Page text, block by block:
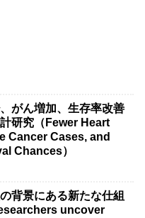
がん増加、生存率改善
研究（Fewer Heart
Cancer Cases, and
Chances）
背景にある新たな仕組
uncover